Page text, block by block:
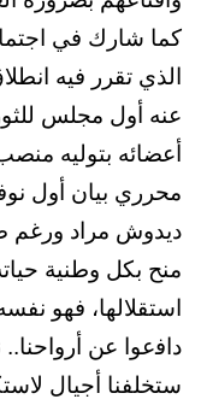
الذي تقرر فيه
أعضائه بتوليه
محرري بيان أول نوفمبر
ديدوش مراد ورغم
منح بكل وطنية
استقلالها، فهو
ﺩﺍﻓعوﺍ عن
ستخلفنا ﺃجياﻝ